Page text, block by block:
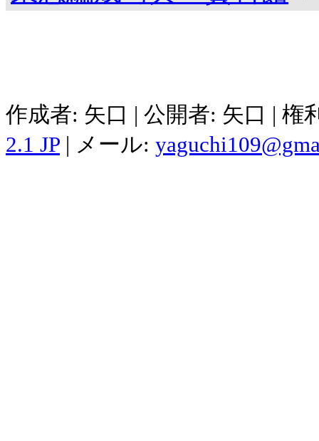
作成者: 矢口 | 公開者: 矢口 |
2.1 JP | メール: